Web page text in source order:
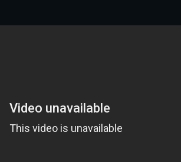
2008.08 生実校舎